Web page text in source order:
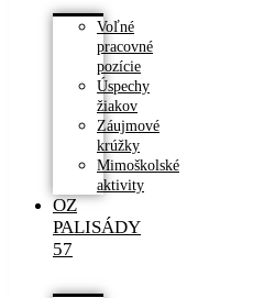
Voľné
pracovné
pozície
Úspechy
žiakov
Záujmové
krúžky
Mimoškolské
aktivity
OZ
PALISÁDY
57